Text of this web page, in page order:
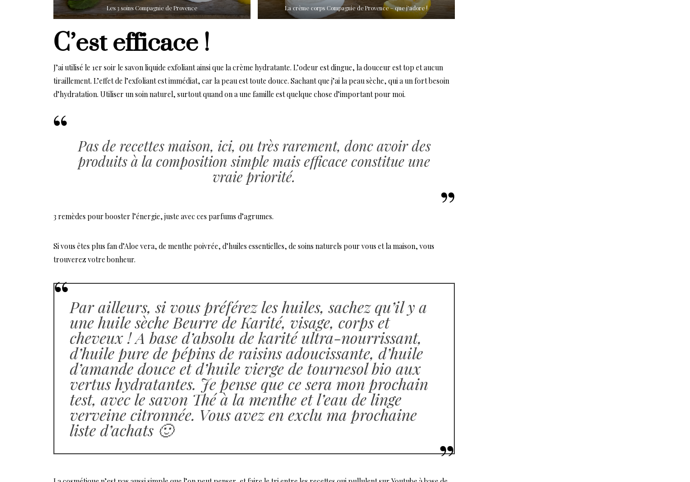
Les 3 soins Compagnie de Provence La crème corps Compagnie de Provence – que j’adore !
C’est efficace !
J’ai utilisé le 1er soir le savon liquide exfoliant ainsi que la crème hydratante. L’odeur est dingue, la douceur est top et aucun
tiraillement. L’effet de l’exfoliant est immédiat, car la peau est toute douce. Sachant que j’ai la peau sèche, qui a un fort besoin
d’hydratation. Utiliser un soin naturel, surtout quand on a une famille est quelque chose d’important pour moi.
Pas de recettes maison, ici, ou très rarement, donc avoir des
produits à la composition simple mais efficace constitue une
vraie priorité.
3 remèdes pour booster l’énergie, juste avec ces parfums d’agrumes.
Si vous êtes plus fan d’Aloe vera, de menthe poivrée, d’huiles essentielles, de soins naturels pour vous et la maison, vous
trouverez votre bonheur.
Par ailleurs, si vous préférez les huiles, sachez qu’il y a
une huile sèche Beurre de Karité, visage, corps et
cheveux ! A base d’absolu de karité ultra-nourrissant,
d’huile pure de pépins de raisins adoucissante, d’huile
d’amande douce et d’huile vierge de tournesol bio aux
vertus hydratantes. Je pense que ce sera mon prochain
test, avec le savon Thé à la menthe et l’eau de linge
verveine citronnée. Vous avez en exclu ma prochaine
liste d’achats 🙂